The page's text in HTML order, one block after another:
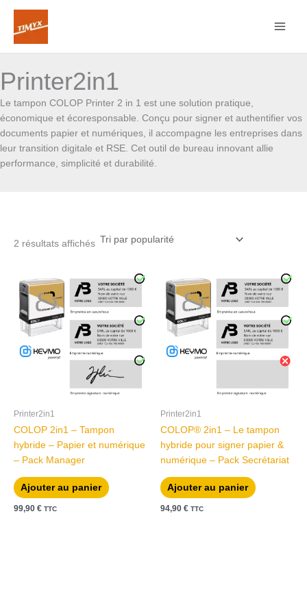
contenu
Printer2in1
Le tampon COLOP Printer 2 in 1 est une solution pratique,
économique et écoresponsable. Conçu pour signer et authentifier vos
documents papier et numériques, il accompagne les entreprises dans
leur transition digitale et RSE. Cet outil de bureau innovant allie
performance, simplicité et durabilité.
2 résultats affichés
Printer2in1
COLOP 2in1 – Tampon
hybride – Papier et numérique
– Pack Manager
Ajouter au panier
99,90 € TTC
Printer2in1
COLOP® 2in1 – Le tampon
hybride pour signer papier &
numérique – Pack Secrétariat
Ajouter au panier
94,90 € TTC